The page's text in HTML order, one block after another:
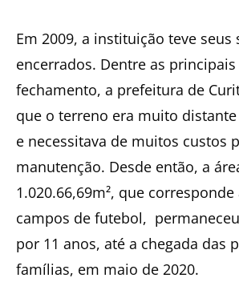
Em 2009, a instituição teve seus
encerrados. Dentre as
fechamento, a prefeitura de
que o terreno era muito
e necessitava de muitos custos
manutenção. Desde então, a
1.020.66,69m², que
campos de futebol,
por 11 anos, até a chegada das
famílias, em maio de 2020.